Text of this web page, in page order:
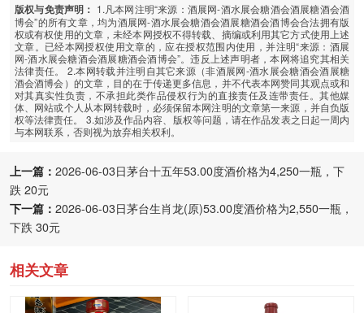
版权与免责声明： 1.凡本网注明“来源：酒展网-酒水展会糖酒会酒展糖酒会酒
博会”的所有文章，均为酒展网-酒水展会糖酒会酒展糖酒会酒博会合法拥有版
权或有权使用的文章，未经本网授权不得转载、摘编或利用其它方式使用上述
文章。已经本网授权使用文章的，应在授权范围内使用，并注明“来源：酒展
网-酒水展会糖酒会酒展糖酒会酒博会”。违反上述声明者，本网将追究其相关
法律责任。 2.本网转载并注明自其它来源（非酒展网-酒水展会糖酒会酒展糖
酒会酒博会）的文章，目的在于传递更多信息，并不代表本网赞同其观点或和
对其真实性负责，不承担此类作品侵权行为的直接责任及连带责任。其他媒
体、网站或个人从本网转载时，必须保留本网注明的文章第一来源，并自负版
权等法律责任。 3.如涉及作品内容、版权等问题，请在作品发表之日起一周内
与本网联系，否则视为放弃相关权利。
上一篇： 2026-06-03日茅台十五年53.00度酒价格为4,250一瓶，下
跌 20元
下一篇： 2026-06-03日茅台生肖龙(原)53.00度酒价格为2,550一瓶，
下跌 30元
相关文章